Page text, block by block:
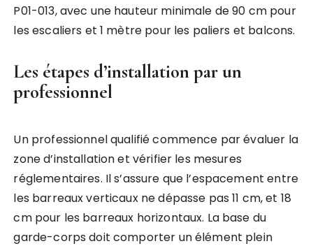
P01-013, avec une hauteur minimale de 90 cm pour
les escaliers et 1 mètre pour les paliers et balcons.
Les étapes d’installation par un
professionnel
Un professionnel qualifié commence par évaluer la
zone d’installation et vérifier les mesures
réglementaires. Il s’assure que l’espacement entre
les barreaux verticaux ne dépasse pas 11 cm, et 18
cm pour les barreaux horizontaux. La base du
garde-corps doit comporter un élément plein